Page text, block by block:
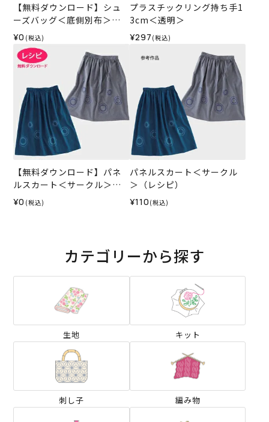
【無料ダウンロード】シュ
ーズバッグ＜底側別布＞
（レシピ）
¥0 (税込)
プラスチックリング持ち手1
3cm＜透明＞
¥297 (税込)
【無料ダウンロード】パネ
ルスカート＜サークル＞
（レシピ）
¥0 (税込)
パネルスカート＜サークル
＞（レシピ）
¥110 (税込)
カテゴリーから探す
生地 キット
刺し子 編み物